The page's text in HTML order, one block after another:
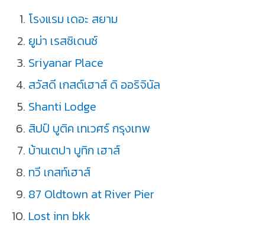
โรงแรม เดอะ สยาม
ยูม่า เรสซิเดนซ์
Sriyanar Place
สวัสดี เกสต์เฮาส์ ดิ ออริจินัล
Shanti Lodge
สิปป์ บูติค เทเวศร์ กรุงเทพ
บ้านเตปา บูทิก เฮาส์
ทวี เกสท์เฮาส์
87 Oldtown at River Pier
Lost inn bkk